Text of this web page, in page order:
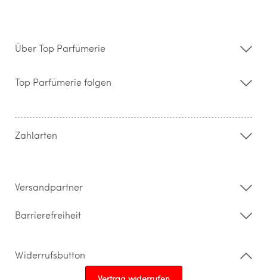
Über Top Parfümerie
Storefinder
Kontakt
Widerrufsrecht & Rückgabebedingungen
Top Parfümerie folgen
Zahlarten
Versandpartner
Barrierefreiheit
Widerrufsbutton